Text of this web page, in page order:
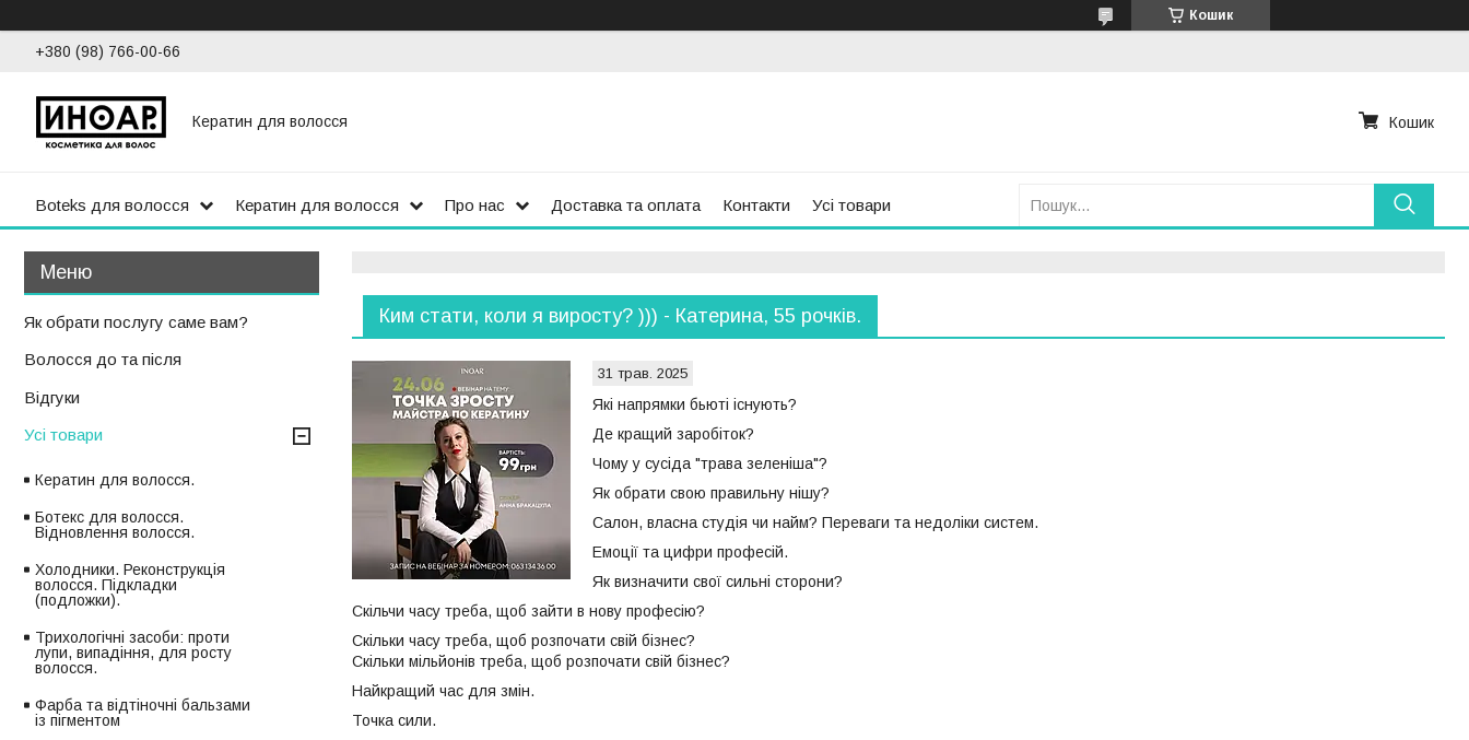
Кошик
+380 (98) 766-00-66
Кератин для волосся Кошик
Boteks для волосся Кератин для волосся Про нас Доставка та оплата Контакти Усі товари
Ким стати, коли я виросту? ))) - Катерина, 55 рочків.
31 трав. 2025
Які напрямки бьюті існують?
Де кращий заробіток?
Чому у сусіда "трава зеленіша"?
Як обрати свою правильну нішу?
Салон, власна студія чи найм? Переваги та недоліки систем.
Емоції та цифри професій.
Як визначити свої сильні сторони?
Скільчи часу треба, щоб зайти в нову професію?
Скільки часу треба, щоб розпочати свій бізнес?
Скільки мільйонів треба, щоб розпочати свій бізнес?
Найкращий час для змін.
Точка сили.
Як обрати послугу саме вам?
Волосся до та після
Відгуки
Усі товари
Кератин для волосся.
Ботекс для волосся.
Відновлення волосся.
Холодники. Реконструкція
волосся. Підкладки
(подложки).
Трихологічні засоби: проти
лупи, випадіння, для росту
волосся.
Фарба та відтіночні бальзами
із пігментом